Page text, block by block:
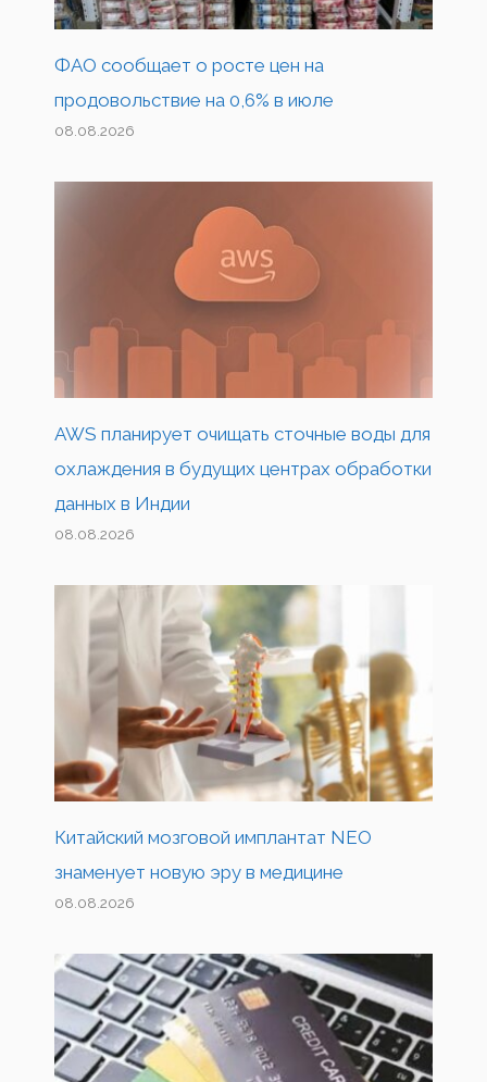
ФАО сообщает о росте цен на
продовольствие на 0,6% в июле
08.08.2026
AWS планирует очищать сточные воды для
охлаждения в будущих центрах обработки
данных в Индии
08.08.2026
Китайский мозговой имплантат NEO
знаменует новую эру в медицине
08.08.2026